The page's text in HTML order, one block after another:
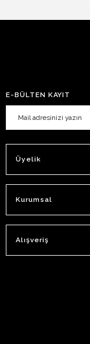
E-BÜLTEN KAYIT
Üyelik
Kurumsal
Alışveriş